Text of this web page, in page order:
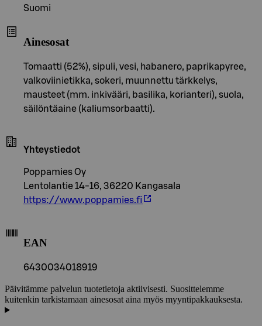
Suomi
Ainesosat
Tomaatti (52%), sipuli, vesi, habanero, paprikapyree,
valkoviinietikka, sokeri, muunnettu tärkkelys,
mausteet (mm. inkivääri, basilika, korianteri), suola,
säilöntäaine (kaliumsorbaatti).
Yhteystiedot
Poppamies Oy
Lentolantie 14-16, 36220 Kangasala
https://www.poppamies.fi
EAN
6430034018919
Päivitämme palvelun tuotetietoja aktiivisesti. Suosittelemme
kuitenkin tarkistamaan ainesosat aina myös myyntipakkauksesta.